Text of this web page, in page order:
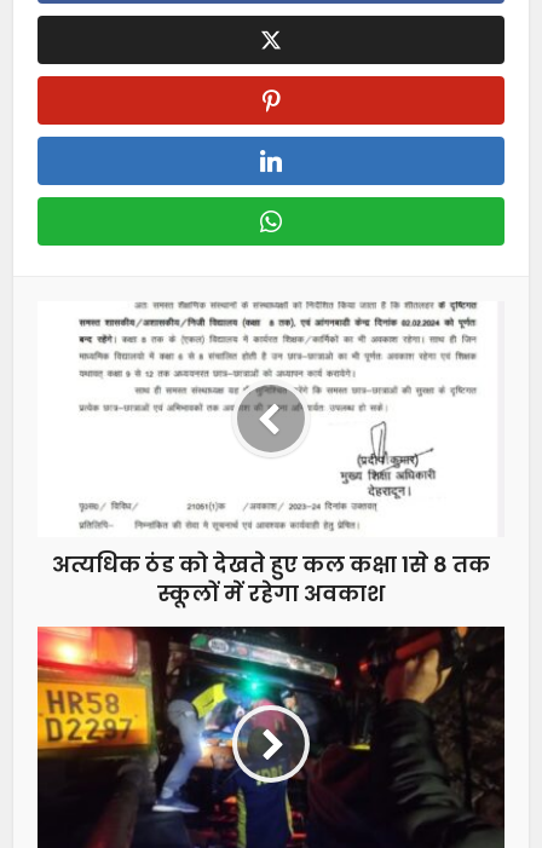
अत्यधिक ठंड को देखते हुए कल कक्षा 1से 8 तक
स्कूलों में रहेगा अवकाश